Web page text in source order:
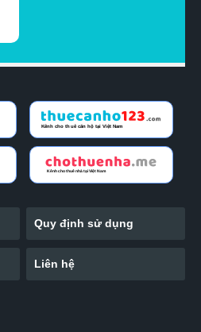
Quy định sử dụng
Liên hệ